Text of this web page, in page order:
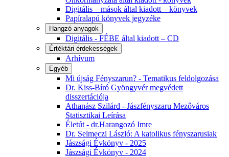
Digitális – mások által kiadott – könyvek
Papíralapú könyvek jegyzéke
Hangzó anyagok
Digitális - FÉBE által kiadott – CD
Értéktári érdekességek
Arhívum
Egyéb
Mi újság Fényszarun? - Tematikus feldolgozása
Dr. Kiss-Bíró Gyöngyvér megvédett
disszertációja
Athanász Szilárd - Jászfényszaru Mezőváros
Statisztikai Leírása
Életút - dr.Harangozó Imre
Dr. Selmeczi László: A katolikus fényszarusiak
Jászsági Évkönyv - 2025
Jászsági Évkönyv - 2024